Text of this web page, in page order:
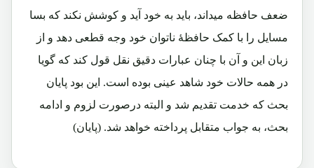
ضعف حافظه میداند، باید به خود آید و کوشش نکند که بسا
مسایل را با کمک حافظۀ ناتوان خود وجه قطعی دهد و از
زبان این و آن با چنان عبارات دقیق نقل قول کند که گویا
در همه حالات خود شاهد عینی بوده است. این بود پایان
بحث که خدمت تقدیم شد و البته درصورت لزوم و ادامه
بحث، به جواب متقابل پرداخته خواهد شد. (پایان)